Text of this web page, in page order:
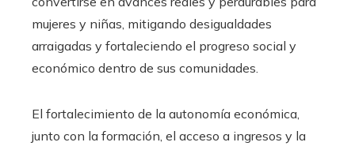
mujeres y niñas, mitigando desigualdades
arraigadas y fortaleciendo el progreso social y
económico dentro de sus comunidades.
El fortalecimiento de la autonomía económica,
junto con la formación, el acceso a ingresos y la